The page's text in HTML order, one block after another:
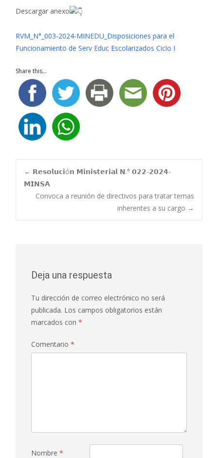
Descargar anexo
RVM_N°_003-2024-MINEDU_Disposiciones para el
Funcionamiento de Serv Educ Escolarizados Ciclo I
Share this...
Navegación
← 𝗥𝗲𝘀𝗼𝗹𝘂𝗰𝗶ó𝗻 𝗠𝗶𝗻𝗶𝘀𝘁𝗲𝗿𝗶𝗮𝗹 𝗡.° 𝟬𝟮𝟮-𝟮𝟬𝟮𝟰-
𝗠𝗜𝗡𝗦𝗔
Convoca a reunión de directivos para tratar temas
inherentes a su cargo →
Deja una respuesta
Tu dirección de correo electrónico no será
publicada. Los campos obligatorios están
marcados con *
Comentario *
Nombre *